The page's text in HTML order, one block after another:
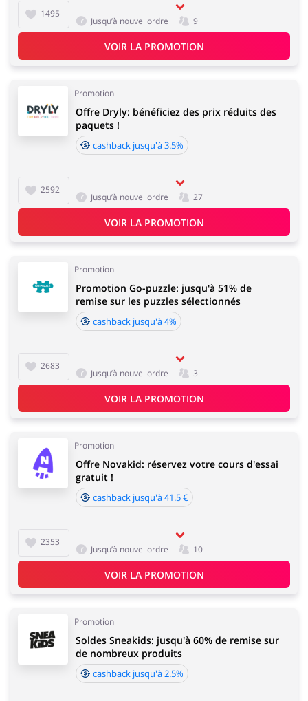
1495
Jusqu’à nouvel ordre 9
VOIR LA PROMOTION
Promotion
2592
Offre Dryly: bénéficiez des prix réduits des
paquets !
cashback jusqu'à 3.5%
Jusqu’à nouvel ordre 27
VOIR LA PROMOTION
Promotion
2683
Promotion Go-puzzle: jusqu'à 51% de
remise sur les puzzles sélectionnés
cashback jusqu'à 4%
Jusqu’à nouvel ordre 3
VOIR LA PROMOTION
Promotion
2353
Offre Novakid: réservez votre cours d'essai
gratuit !
cashback jusqu'à 41.5 €
Jusqu’à nouvel ordre 10
VOIR LA PROMOTION
Promotion
Soldes Sneakids: jusqu'à 60% de remise sur
de nombreux produits
cashback jusqu'à 2.5%